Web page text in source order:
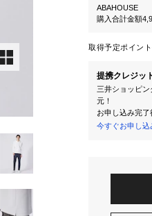
ABAHOUSE
購入合計金額
取得予定ポイント
提携クレジッ
三井ショッピ
元！
お申し込み完了
今すぐお申し込